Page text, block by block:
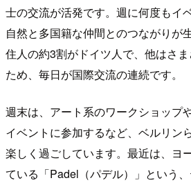
士の交流が活発です。週に何度もイ
自然と多国籍な仲間とのつながりが
住人の約3割がドイツ人で、他はさ
ため、毎日が国際交流の連続です。
週末は、アート系のワークショップ
イベントに参加するなど、ベルリン
楽しく過ごしています。最近は、ヨ
ている「Padel（パデル）」という